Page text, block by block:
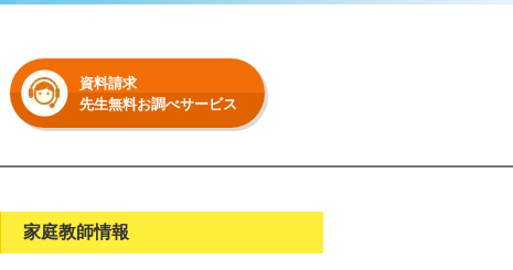
資料請求
先生無料お調べサービス
家庭教師情報